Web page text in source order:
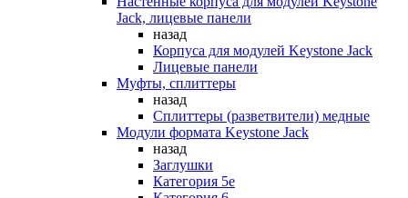
Jack, лицевые панели
назад
Корпуса для модулей Keystone Jack
Лицевые панели
Муфты, сплиттеры
назад
Сплиттеры (разветвители) медные
Модули формата Keystone Jack
назад
Заглушки
Категория 5е